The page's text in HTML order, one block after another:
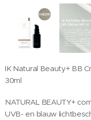
IK Natural Beauty+ BB
30ml
NATURAL BEAUTY+
UVB- en blauw